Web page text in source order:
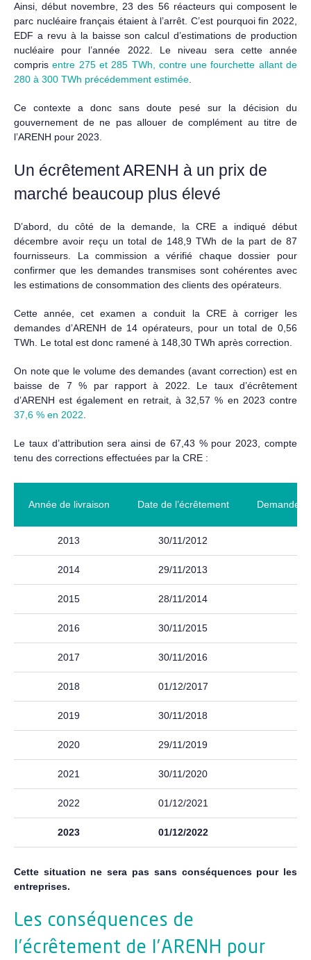
Ainsi, début novembre, 23 des 56 réacteurs qui composent le
parc nucléaire français étaient à l’arrêt. C’est pourquoi fin 2022,
EDF a revu à la baisse son calcul d’estimations de production
nucléaire pour l’année 2022. Le niveau sera cette année
comprisentre 275 et 285 TWh, contre une fourchette allant de
280 à 300 TWh précédemment estimée.
Ce contexte a donc sans doute pesé sur la décision du
gouvernement de ne pas allouer de complément au titre de
l’ARENH pour 2023.
Un écrêtement ARENH à un prix de
marché beaucoup plus élevé
D’abord, du côté de la demande, la CRE a indiqué début
décembre avoir reçu un total de 148,9 TWh de la part de 87
fournisseurs. La commission a vérifié chaque dossier pour
confirmer que les demandes transmises sont cohérentes avec
les estimations de consommation des clients des opérateurs.
Cette année, cet examen a conduit la CRE à corriger les
demandes d’ARENH de 14 opérateurs, pour un total de 0,56
TWh. Le total est donc ramené à 148,30 TWh après correction.
On note que le volume des demandes (avant correction) est en
baisse de 7 % par rapport à 2022. Le taux d’écrêtement
d’ARENH est également en retrait, à 32,57 % en 2023 contre
37,6 % en 2022
Le taux d’attribution sera ainsi de 67,43 % pour 2023, compte
tenu des corrections effectuées par la CRE :
Année de livraison Date de l’écrêtement Demandes
2013 30/11/2012
2014 29/11/2013
2015 28/11/2014
2016 30/11/2015
2017 30/11/2016
2018 01/12/2017
2019 30/11/2018
2020 29/11/2019
2021 30/11/2020
2022 01/12/2021
2023 01/12/2022
Cette situation ne sera pas sans conséquences pour les
entreprises.
Les conséquences de
l’écrêtement de l’ARENH pour